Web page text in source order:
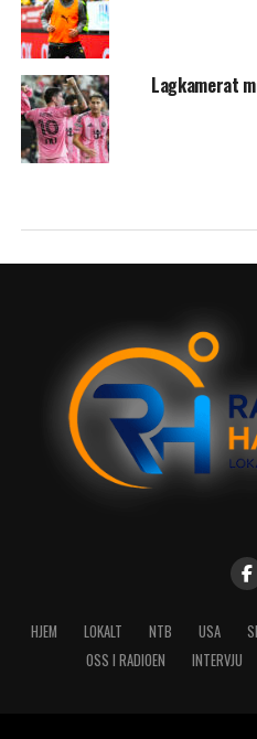
Lagkamerat
HJEM LOKALT NTB USA
OSS I RADIOEN
INTERVJU